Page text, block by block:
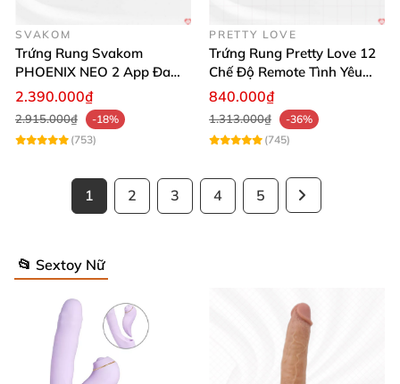
SVAKOM
Trứng Rung Svakom
PHOENIX NEO 2 App Đa
Chức Năng Hấp Dẫn
2.390.000₫
2.915.000₫
-18%
(753)
PRETTY LOVE
Trứng Rung Pretty Love 12
Chế Độ Remote Tình Yêu
Kích Thích
840.000₫
1.313.000₫
-36%
(745)
1 2 3 4 5
📂 Sextoy Nữ